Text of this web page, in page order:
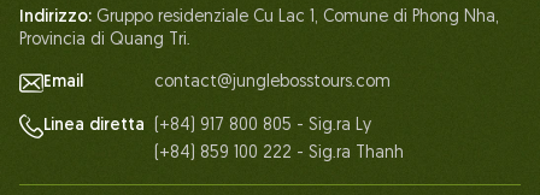
Contattaci
Indirizzo: Gruppo residenziale Cu Lac 1, Comune di Phong Nha,
Provincia di Quang Tri.
Email contact@junglebosstours.com
Linea diretta
(+84) 917 800 805 - Sig.ra Ly
(+84) 859 100 222 - Sig.ra Thanh